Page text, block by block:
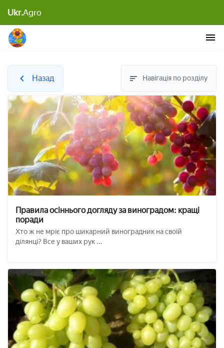
Ukr.Agro
Назад Навігація по розділу
Правила осіннього догляду за виноградом: кращі
поради
Хто ж не мріє про шикарний виноградник на своїй
ділянці? Все у ваших рук ...